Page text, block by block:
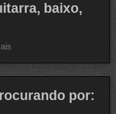
baixo,
por: